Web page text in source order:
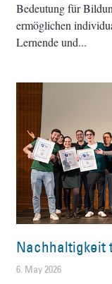
Bedeutung für
ermöglichen
Lernende und
Nachhaltigkeit
6. May 2026